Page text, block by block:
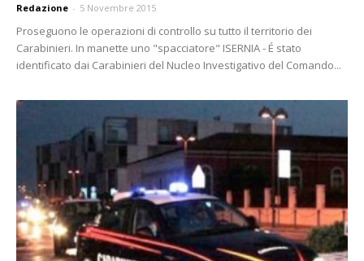
Redazione - 5 Novembre 2015
Proseguono le operazioni di controllo su tutto il territorio dei
Carabinieri. In manette uno "spacciatore" ISERNIA - É stato
identificato dai Carabinieri del Nucleo Investigativo del Comando...